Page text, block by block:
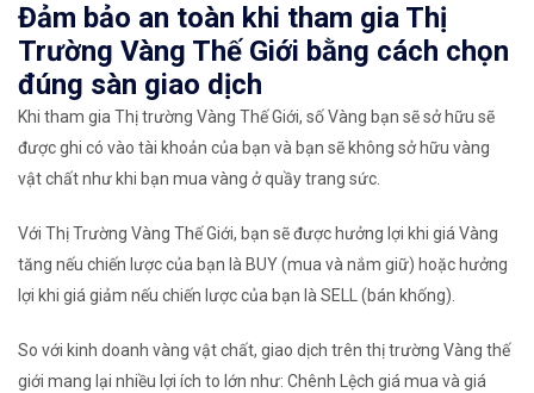
Đảm bảo an toàn khi tham gia Thị
Trường Vàng Thế Giới bằng cách chọn
đúng sàn giao dịch
Khi tham gia Thị trường Vàng Thế Giới, số Vàng bạn sẽ sở hữu sẽ
được ghi có vào tài khoản của bạn và bạn sẽ không sở hữu vàng
vật chất như khi bạn mua vàng ở quầy trang sức.
Với Thị Trường Vàng Thế Giới, bạn sẽ được hưởng lợi khi giá Vàng
tăng nếu chiến lược của bạn là BUY (mua và nắm giữ) hoặc hưởng
lợi khi giá giảm nếu chiến lược của bạn là SELL (bán khống).
So với kinh doanh vàng vật chất, giao dịch trên thị trường Vàng thế
giới mang lại nhiều lợi ích to lớn như: Chênh Lệch giá mua và giá